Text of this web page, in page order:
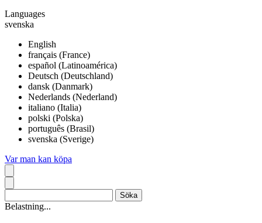
Languages
svenska
English
français (France)
español (Latinoamérica)
Deutsch (Deutschland)
dansk (Danmark)
Nederlands (Nederland)
italiano (Italia)
polski (Polska)
português (Brasil)
svenska (Sverige)
Var man kan köpa
Belastning...